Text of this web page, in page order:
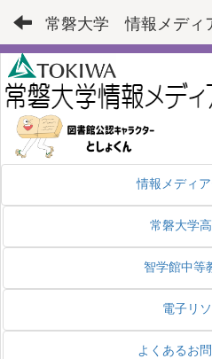
常磐大学 情報メディ
情報メディ
常磐大学
智学館中等
電子リ
よくあるお